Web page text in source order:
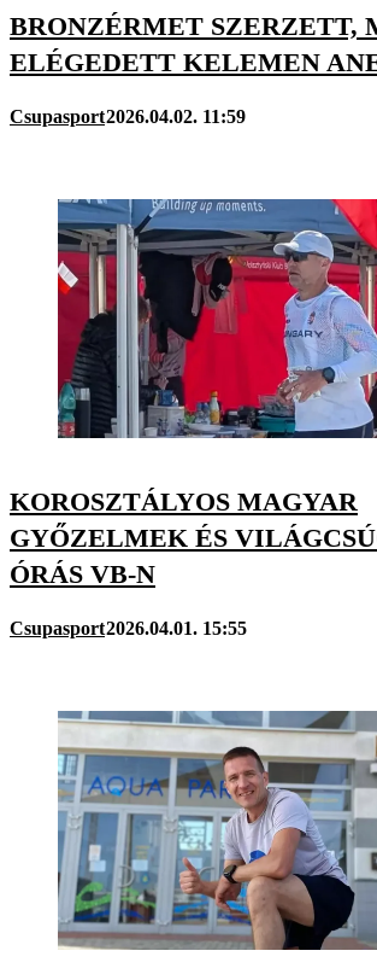
BRONZÉRMET SZERZETT,
ELÉGEDETT KELEMEN
Csupasport2026.04.02. 11:59
KOROSZTÁLYOS MAGYAR
GYŐZELMEK ÉS
ÓRÁS VB-N
Csupasport2026.04.01. 15:55